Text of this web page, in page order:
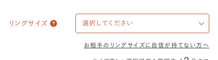
リングサイズ
お相手のリングサイズに自信が持てない方へ